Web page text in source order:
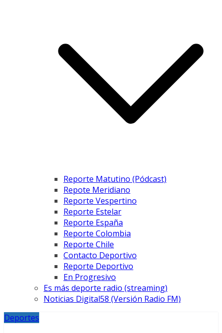
Reporte Matutino (Pódcast)
Repote Meridiano
Reporte Vespertino
Reporte Estelar
Reporte España
Reporte Colombia
Reporte Chile
Contacto Deportivo
Reporte Deportivo
En Progresivo
Es más deporte radio (streaming)
Noticias Digital58 (Versión Radio FM)
Deportes